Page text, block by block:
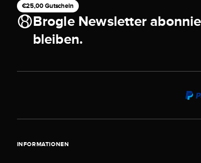
€25,00 Gutschein
Brogle Newsletter
bleiben.
INFORMATIONEN